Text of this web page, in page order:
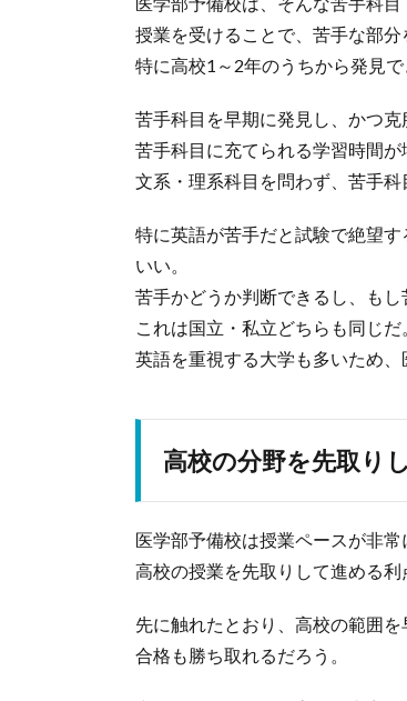
授業を受けることで、苦手な部分
特に高校1～2年のうちから発見
苦手科目を早期に発見し、かつ
苦手科目に充てられる学習時間が
文系・理系科目を問わず、苦手科
特に英語が苦手だと試験で絶望
いい。
苦手かどうか判断できるし、もし
これは国立・私立どちらも同じだ
英語を重視する大学も多いため
高校の分野を先取り
医学部予備校は授業ペースが非
高校の授業を先取りして進める
先に触れたとおり、高校の範囲
合格も勝ち取れるだろう。